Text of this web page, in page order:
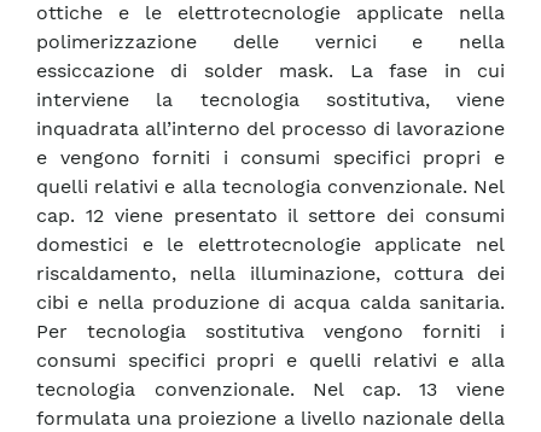
ottiche e le elettrotecnologie applicate nella
polimerizzazione delle vernici e nella
essiccazione di solder mask. La fase in cui
interviene la tecnologia sostitutiva, viene
inquadrata all’interno del processo di lavorazione
e vengono forniti i consumi specifici propri e
quelli relativi e alla tecnologia convenzionale. Nel
cap. 12 viene presentato il settore dei consumi
domestici e le elettrotecnologie applicate nel
riscaldamento, nella illuminazione, cottura dei
cibi e nella produzione di acqua calda sanitaria.
Per tecnologia sostitutiva vengono forniti i
consumi specifici propri e quelli relativi e alla
tecnologia convenzionale. Nel cap. 13 viene
formulata una proiezione a livello nazionale della